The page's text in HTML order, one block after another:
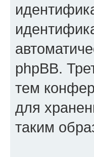
phpBB.
тем
для
таким